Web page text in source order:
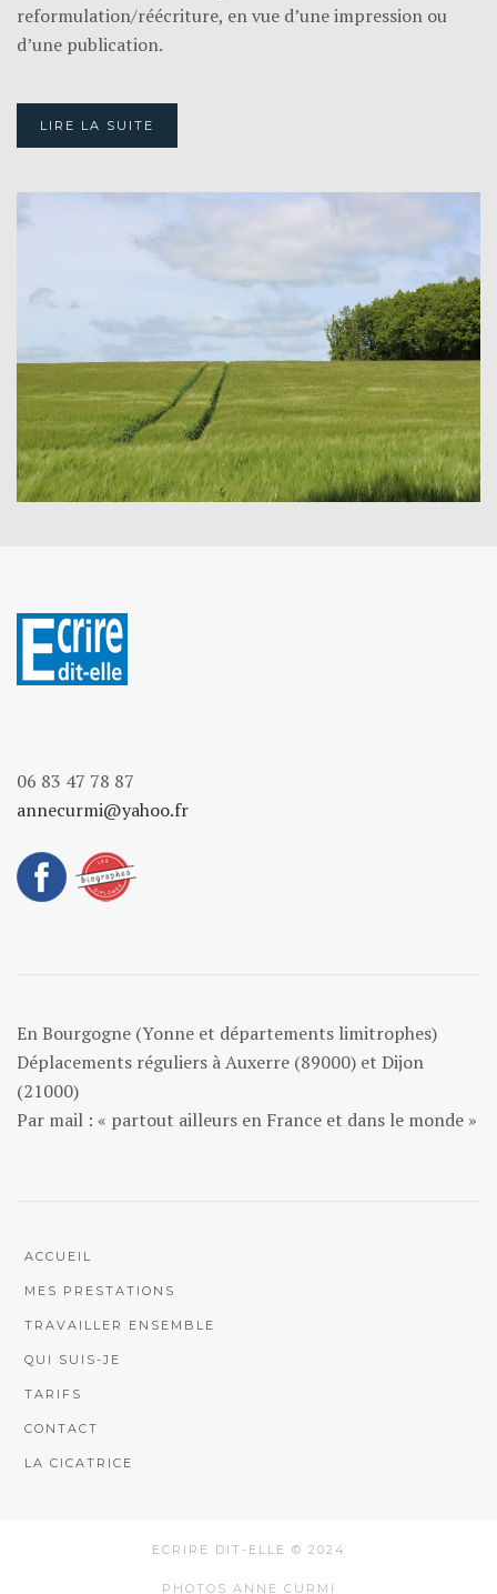
reformulation/réécriture, en vue d’une impression ou
d’une publication.
LIRE LA SUITE
06 83 47 78 87
annecurmi@yahoo.fr
En Bourgogne (Yonne et départements limitrophes)
Déplacements réguliers à Auxerre (89000) et Dijon
(21000)
Par mail : « partout ailleurs en France et dans le monde »
ACCUEIL
MES PRESTATIONS
TRAVAILLER ENSEMBLE
QUI SUIS-JE
TARIFS
CONTACT
LA CICATRICE
ECRIRE DIT-ELLE © 2024
PHOTOS ANNE CURMI